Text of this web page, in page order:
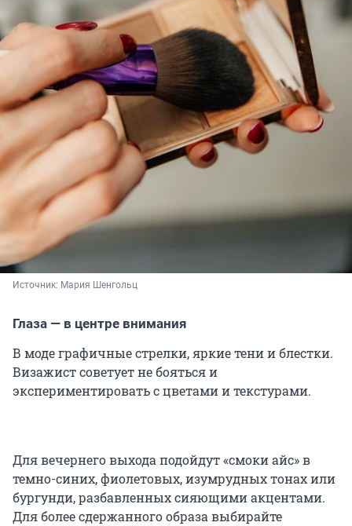
Источник: Мария Шенгольц
Глаза — в центре внимания
В моде графичные стрелки, яркие тени и блестки.
Визажист советует не бояться и
экспериментировать с цветами и текстурами.
Для вечернего выхода подойдут «смоки айс» в
темно-синих, фиолетовых, изумрудных тонах или
бургунди, разбавленных сияющими акцентами.
Для более сдержанного образа выбирайте